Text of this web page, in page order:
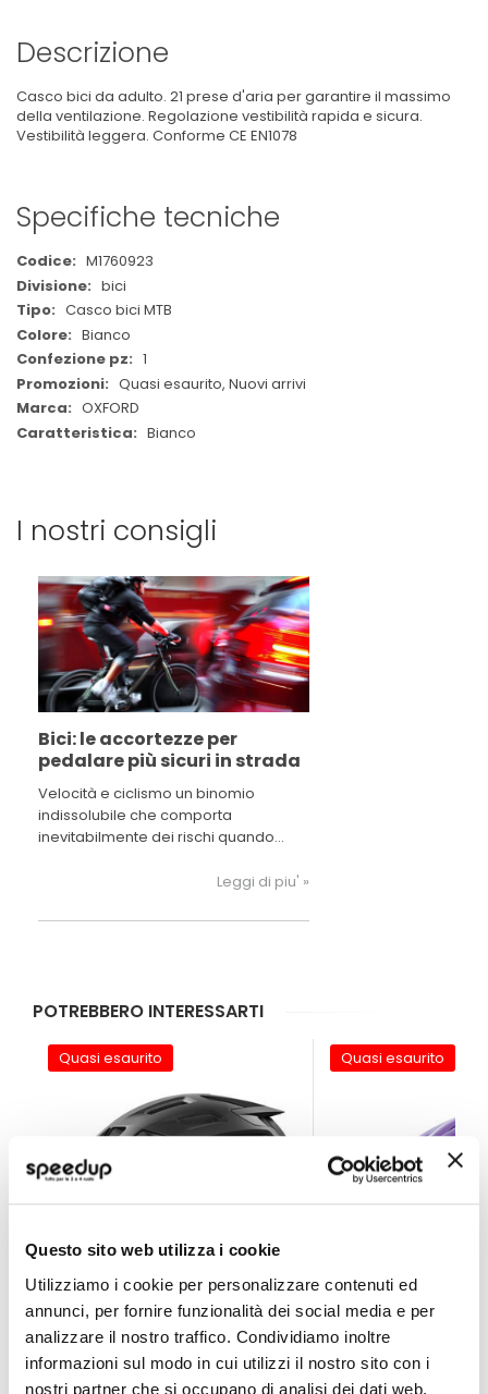
Questo sito web utilizza i cookie
Utilizziamo i cookie per personalizzare contenuti ed
annunci, per fornire funzionalità dei social media e per
analizzare il nostro traffico. Condividiamo inoltre
informazioni sul modo in cui utilizzi il nostro sito con i
nostri partner che si occupano di analisi dei dati web,
Descrizione
Casco bici da adulto. 21 prese d'aria per garantire il massimo
della ventilazione. Regolazione vestibilità rapida e sicura.
Vestibilità leggera. Conforme CE EN1078
Specifiche tecniche
Maggiori
Informazioni
M1760923
bici
Casco bici MTB
Bianco
1
Quasi esaurito, Nuovi arrivi
OXFORD
Bianco
I nostri consigli
Bici: le accortezze per
pedalare più sicuri in strada
Velocità e ciclismo un binomio
indissolubile che comporta
inevitabilmente dei rischi quando
incontro e prendendo alcuni
rischio di spiacevoli incidenti nelle
Leggi di piu' »
POTREBBERO INTERESSARTI
Quasi esaurito
Casco bici MTB Moventor 2.0 - ABUS
Quasi esaurito
Casco bici MTB